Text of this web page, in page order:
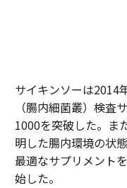
サイキンソーは2014
（腸内細菌叢）検査
1000を突破した。ま
明した腸内環境の状
最適なサプリメント
始した。